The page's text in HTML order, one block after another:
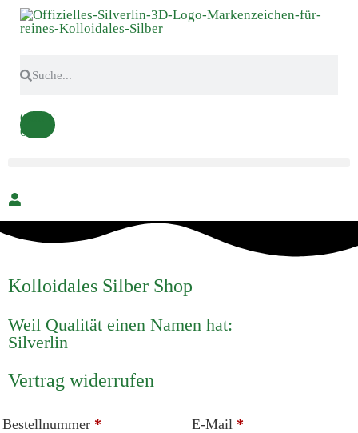
0,00€
0
Kolloidales Silber Shop
Weil Qualität einen Namen hat:
Silverlin
Vertrag widerrufen
Bestellnummer * E-Mail *